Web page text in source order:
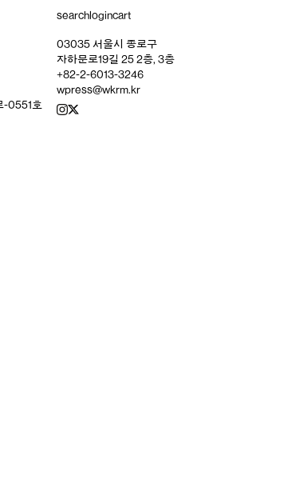
searchlogincart
-0551호
03035 서울시 종로구
자하문로19길 25 2층, 3층
+82-2-6013-3246
wpress@wkrm.kr